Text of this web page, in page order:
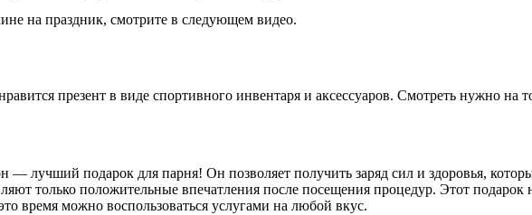
на праздник, смотрите в следующем видео.
презент в виде спортивного инвентаря и аксессуаров. Смотреть нужно на
лучший подарок для парня! Он позволяет получить заряд сил и здоровья,
только положительные впечатления после посещения процедур. Этот
время можно воспользоваться услугами на любой вкус.